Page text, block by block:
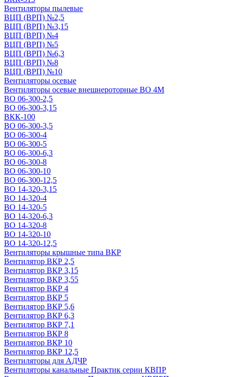
Вентиляторы пылевые
ВЦП (ВРП) №2,5
ВЦП (ВРП) №3,15
ВЦП (ВРП) №4
ВЦП (ВРП) №5
ВЦП (ВРП) №6,3
ВЦП (ВРП) №8
ВЦП (ВРП) №10
Вентиляторы осевые
Вентиляторы осевые внешнероторные ВО 4М
ВО 06-300-2,5
ВО 06-300-3,15
ВКК-100
ВО 06-300-3,5
ВО 06-300-4
ВО 06-300-5
ВО 06-300-6,3
ВО 06-300-8
ВО 06-300-10
ВО 06-300-12,5
ВО 14-320-3,15
ВО 14-320-4
ВО 14-320-5
ВО 14-320-6,3
ВО 14-320-8
ВО 14-320-10
ВО 14-320-12,5
Вентиляторы крышные типа ВКР
Вентилятор ВКР 2,5
Вентилятор ВКР 3,15
Вентилятор ВКР 3,55
Вентилятор ВКР 4
Вентилятор ВКР 5
Вентилятор ВКР 5,6
Вентилятор ВКР 6,3
Вентилятор ВКР 7,1
Вентилятор ВКР 8
Вентилятор ВКР 10
Вентилятор ВКР 12,5
Вентиляторы для АДЧР
Вентиляторы канальные Практик серии КВПР